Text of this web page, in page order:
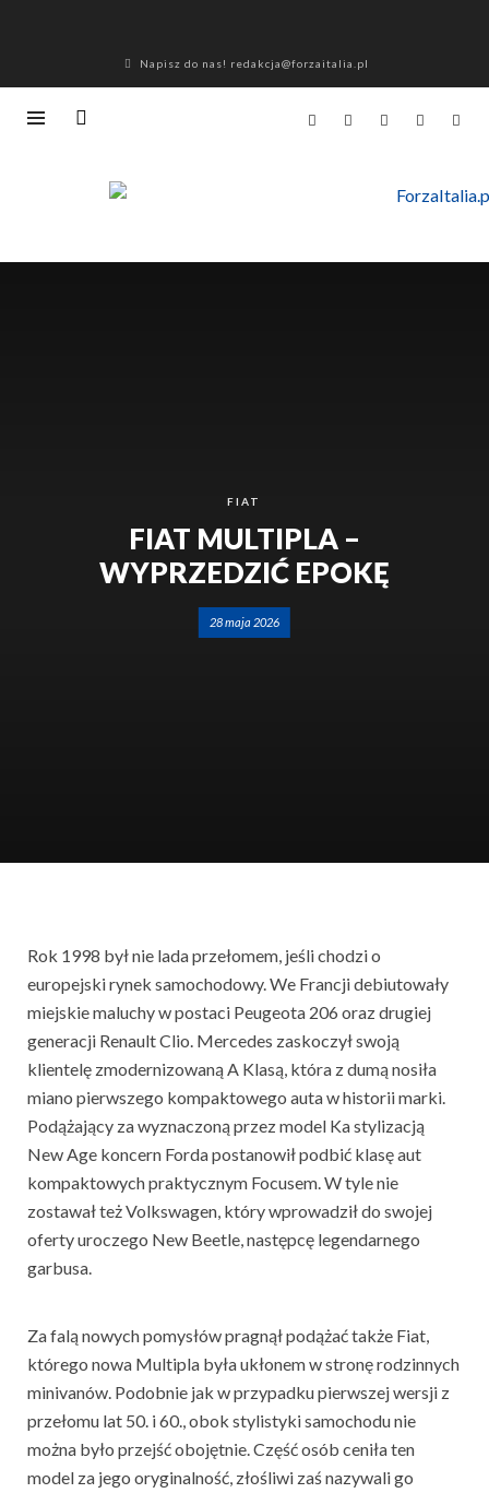
Napisz do nas! redakcja@forzaitalia.pl
FIAT
FIAT MULTIPLA –
WYPRZEDZIĆ EPOKĘ
28 maja 2026
Rok 1998 był nie lada przełomem, jeśli chodzi o
europejski rynek samochodowy. We Francji debiutowały
miejskie maluchy w postaci Peugeota 206 oraz drugiej
generacji Renault Clio. Mercedes zaskoczył swoją
klientelę zmodernizowaną A Klasą, która z dumą nosiła
miano pierwszego kompaktowego auta w historii marki.
Podążający za wyznaczoną przez model Ka stylizacją
New Age koncern Forda postanowił podbić klasę aut
kompaktowych praktycznym Focusem. W tyle nie
zostawał też Volkswagen, który wprowadził do swojej
oferty uroczego New Beetle, następcę legendarnego
garbusa.
Za falą nowych pomysłów pragnął podążać także Fiat,
którego nowa Multipla była ukłonem w stronę rodzinnych
minivanów. Podobnie jak w przypadku pierwszej wersji z
przełomu lat 50. i 60., obok stylistyki samochodu nie
można było przejść obojętnie. Część osób ceniła ten
model za jego oryginalność, złośliwi zaś nazywali go